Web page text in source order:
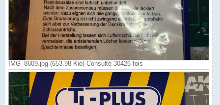
IMG_8609.jpg (653.98 Kio) Consulté 30426 fois